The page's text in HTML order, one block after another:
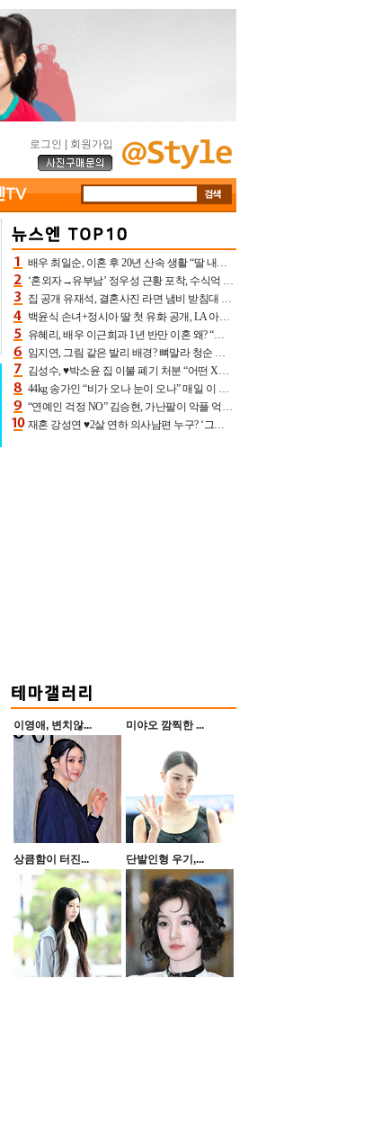
로그인 회원가입
배우 최일순, 이혼 후 20년 산속 생활 “딸 내가 버렸다고 원망‥맘 아파”(특종)[어제TV]
‘혼외자→유부남’ 정우성 근황 포착, 수식억 해킹 피해 후배 만났다 “존경하는”
집 공개 유재석, 결혼사진 라면 냄비 받침대 되고 분노‥가족사진도 피해(놀뭐)[어제TV]
백윤식 손녀+정시아 딸 첫 유화 공개, LA 아트쇼→서울국제조각페스타 작가다운 수준급 실력
유혜리, 배우 이근희과 1년 반만 이혼 왜? “식칼 꽂고 의자 던져” 충격 폭로(특종)[어제TV]
임지연, 그림 같은 발리 배경? 뼈말라 청순 비키니 핏에 상대 안 되네
김성수, ♥박소윤 집 이불 폐기 처분 “어떤 X이랑 썼을지 몰라” 질투(신랑수업2)[어제TV]
44kg 송가인 “비가 오나 눈이 오나” 매일 이 운동, 허벅지 근육량 상승+체지방 감소
“연예인 걱정 NO” 김승현, 가난팔이 악플 억울할만‥아내+딸과 日 여행
재혼 강성연 ♥2살 연하 의사남편 누구? ‘그알’ 자문의에 훈남 비주얼 초엘리트 스펙 [종합]
이영애, 변치않... 미야오 깜찍한 ...
상큼함이 터진... 단발인형 우기,...